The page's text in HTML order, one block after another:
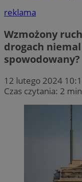
reklama
Wzmożony
drogach
spowodowany?
12 lutego 2024
Czas czytania: 2